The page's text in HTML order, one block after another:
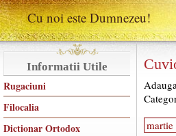
Cu noi este Dumnezeu!
Informatii Utile
Rugaciuni
Filocalia
Dictionar Ortodox